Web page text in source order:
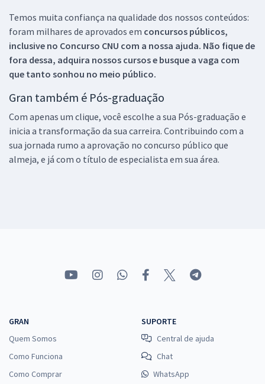
Temos muita confiança na qualidade dos nossos conteúdos:
foram milhares de aprovados em concursos públicos,
inclusive no Concurso CNU com a nossa ajuda. Não fique de
fora dessa, adquira nossos cursos e busque a vaga com
que tanto sonhou no meio público.
Gran também é Pós-graduação
Com apenas um clique, você escolhe a sua Pós-graduação e
inicia a transformação da sua carreira. Contribuindo com a
sua jornada rumo a aprovação no concurso público que
almeja, e já com o título de especialista em sua área.
GRAN
Quem Somos
Como Funciona
Como Comprar
SUPORTE
Central de ajuda
Chat
WhatsApp